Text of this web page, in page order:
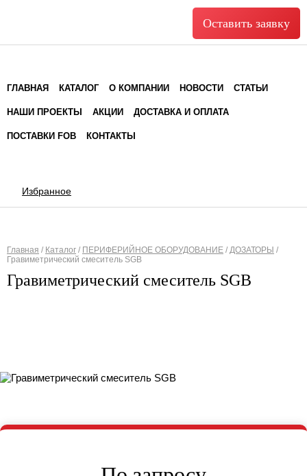
Оставить заявку
ГЛАВНАЯ КАТАЛОГ О КОМПАНИИ НОВОСТИ СТАТЬИ
НАШИ ПРОЕКТЫ АКЦИИ ДОСТАВКА И ОПЛАТА
ПОСТАВКИ FOB КОНТАКТЫ
Избранное
Вы здесь
Главная / Каталог / ПЕРИФЕРИЙНОЕ ОБОРУДОВАНИЕ / ДОЗАТОРЫ /
Гравиметрический смеситель SGB
Гравиметрический смеситель SGB